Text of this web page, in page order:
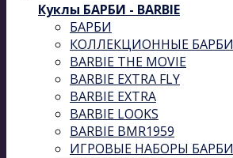
Куклы БАРБИ - BARBIE
БАРБИ
КОЛЛЕКЦИОННЫЕ БАРБИ
BARBIE THE MOVIE
BARBIE EXTRA FLY
BARBIE EXTRA
BARBIE LOOKS
BARBIE BMR1959
ИГРОВЫЕ НАБОРЫ БАРБИ